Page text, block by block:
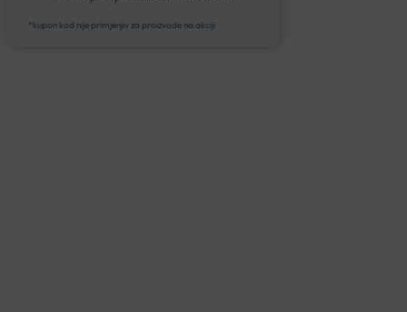
*kupon kod nije primjenjiv za proizvode na akciji